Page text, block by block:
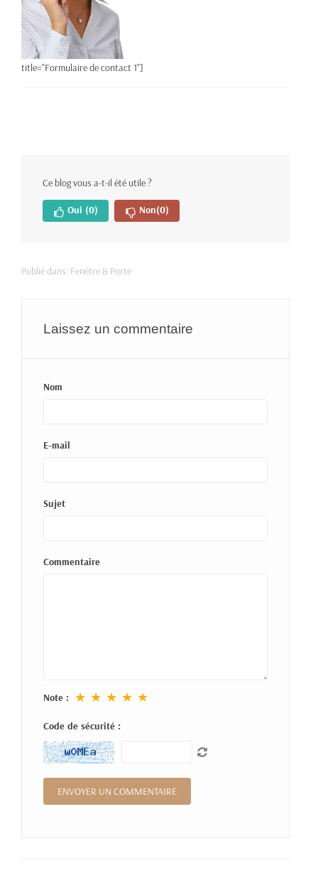
title="Formulaire de contact 1"]
Ce blog vous a-t-il été utile ?
Oui (0) Non(0)
Publié dans: Fenêtre & Porte
Laissez un commentaire
Nom
E-mail
Sujet
Commentaire
Note : ★ ★ ★ ★ ★
Code de sécurité :